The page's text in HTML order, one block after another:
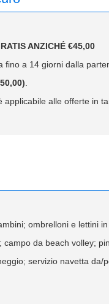
ANZICHÉ €45,00
fino a 14 giorni dalla
applicabile alle offerte in
ombrelloni e lettini
campo da beach volley;
servizio navetta